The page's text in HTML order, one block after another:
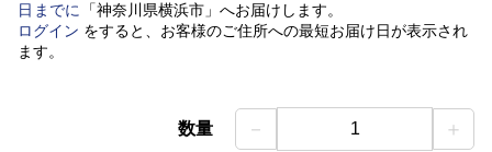
日 までに 「神奈川県横浜市」 へお届けします。
ログイン をすると、お客様のご住所への最短お届け日が表示され
ます。
数量 － 1 ＋